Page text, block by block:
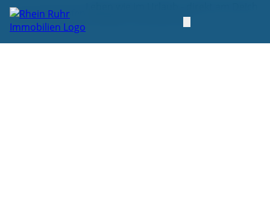
StartseiteKaufen
mit Blick in die Ruhraue